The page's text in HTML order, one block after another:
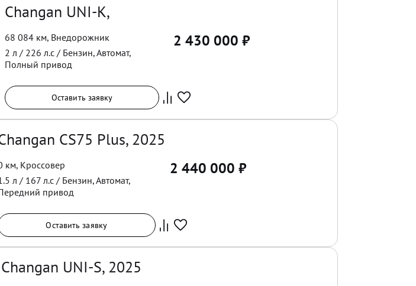
Changan UNI-K,
68 084 км, Внедорожник
2 л / 226 л.с / Бензин,Автомат,
Полный привод
2 430 000 ₽
Оставить заявку
CS75 Plus, 2025
км, Кроссовер
л / 167л.с / Бензин,Автомат,
привод
2 440 000 ₽
Оставить заявку
Changan UNI-S, 2025